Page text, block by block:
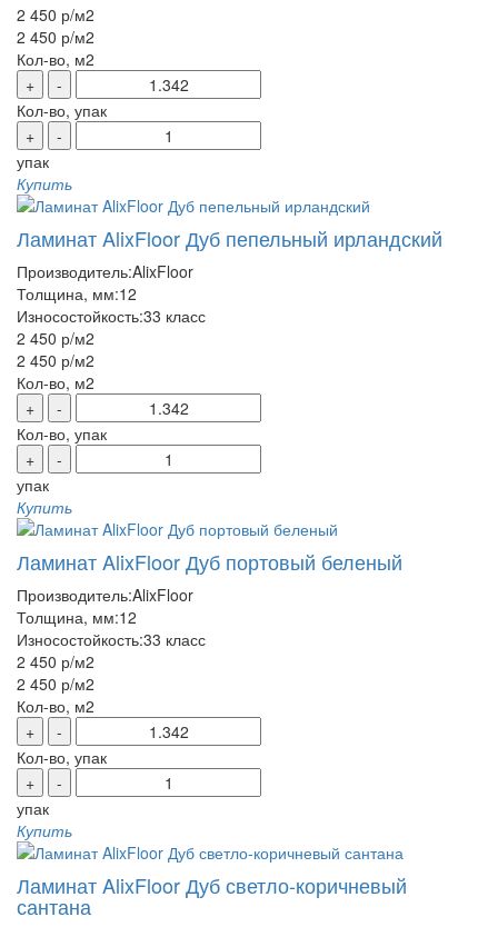
2 450 р/м2
2 450 р/м2
Кол-во, м2
+
-
Кол-во, упак
+
-
упак
Купить
Ламинат AlixFloor Дуб пепельный ирландский
Производитель:AlixFloor
Толщина, мм:12
Износостойкость:33 класс
2 450 р/м2
2 450 р/м2
Кол-во, м2
+
-
Кол-во, упак
+
-
упак
Купить
Ламинат AlixFloor Дуб портовый беленый
Производитель:AlixFloor
Толщина, мм:12
Износостойкость:33 класс
2 450 р/м2
2 450 р/м2
Кол-во, м2
+
-
Кол-во, упак
+
-
упак
Купить
Ламинат AlixFloor Дуб светло-коричневый
сантана